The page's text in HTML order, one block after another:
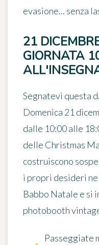
evasione... senza
21
GIORNATA
Segnatevi questa
Domenica 21
dalle 10:00 alle
delle Christmas
costruiscono
i propri desideri
Babbo Natale e si
photobooth
Passeggiate